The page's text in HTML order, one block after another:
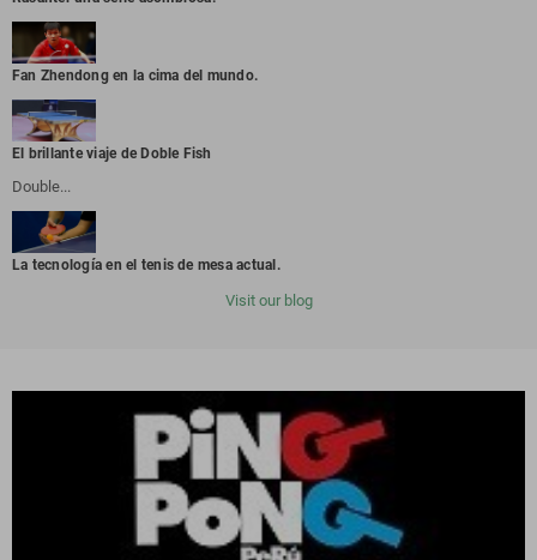
Fan Zhendong en la cima del mundo.
El brillante viaje de Doble Fish
Double...
La tecnología en el tenis de mesa actual.
Visit our blog